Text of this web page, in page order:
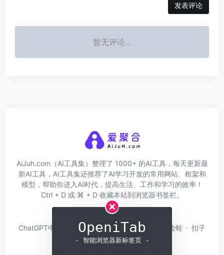
发表评论
暂无评论...
AiJuh.com（AI工具集）整理了 1000+ 的AI工具，每天更新最
新AI工具，AI工具集还推荐了AI学习开发的常用网站、框架和
模型，帮助你进入AI时代，提高生活、工作和学习的效率！
Ctrl + D 或 ⌘ + D 收藏本站到浏览器书签栏。
ChatGPT中文版
问小白 硅基流动 Trae 绘蛙
扣子
Coze
白日梦AI
OpeniTab
- 智能浏览器新标签页 -